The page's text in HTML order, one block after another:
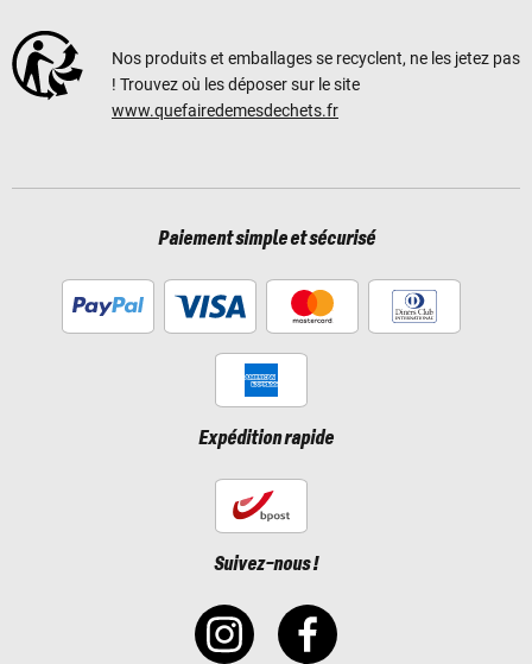
Nos produits et emballages se recyclent, ne les jetez pas
! Trouvez où les déposer sur le site
www.quefairedemesdechets.fr
Paiement simple et sécurisé
Expédition rapide
Suivez-nous !